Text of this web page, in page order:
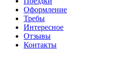
Оформление
Требы
Интересное
Отзывы
Контакты